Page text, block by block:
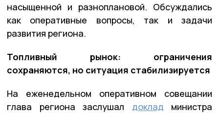
насыщенной и разноплановой. Обсуждались
как оперативные вопросы, так и задачи
развития региона.
Топливный рынок: ограничения
сохраняются, но ситуация стабилизируется
На еженедельном оперативном совещании
глава региона заслушал доклад министра